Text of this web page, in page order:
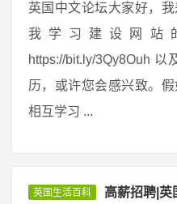
英国中文论坛大家好，
我学习建设网站的
https://bit.ly/3Qy8Ouh
历，或许您会感兴致。
相互学习 ...
英国生活百科
高薪招聘|英